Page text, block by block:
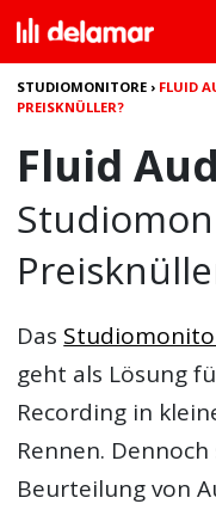
STUDIOMONITORE › FLUID
PREISKNÜLLER?
Fluid
Das
geht als Lösung
Recording in
Rennen.
Beurteilung von